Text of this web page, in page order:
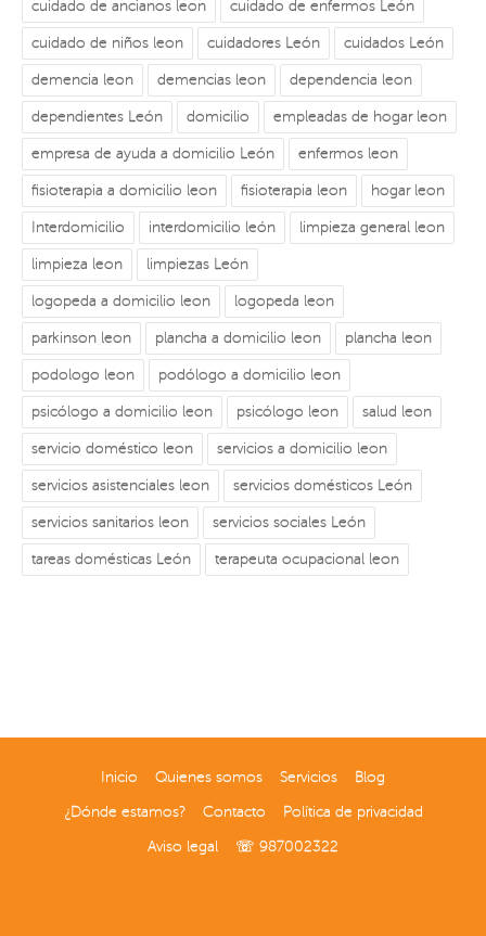
cuidado de ancianos leon cuidado de enfermos León
cuidado de niños leon cuidadores León cuidados León
demencia leon demencias leon dependencia leon
dependientes León domicilio empleadas de hogar leon
empresa de ayuda a domicilio León enfermos leon
fisioterapia a domicilio leon fisioterapia leon hogar leon
Interdomicilio interdomicilio león limpieza general leon
limpieza leon limpiezas León
logopeda a domicilio leon logopeda leon
parkinson leon plancha a domicilio leon plancha leon
podologo leon podólogo a domicilio leon
psicólogo a domicilio leon psicólogo leon salud leon
servicio doméstico leon servicios a domicilio leon
servicios asistenciales leon servicios domésticos León
servicios sanitarios leon servicios sociales León
tareas domésticas León terapeuta ocupacional leon
Inicio Quienes somos Servicios Blog
¿Dónde estamos? Contacto Política de privacidad
Aviso legal ☏ 987002322